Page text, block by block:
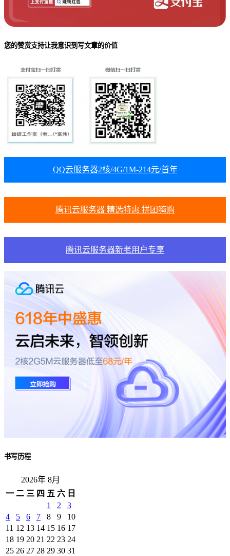
您的赞赏支持让我意识到写文章的价值
QQ云服务器2核/4G/1M-214元/首年
腾讯云服务器 精选特惠 拼团嗨购
腾讯云服务器新老用户专享
书写历程
2026年 8月
一 二 三 四 五 六 日
1
2
3
4
5 6 7 8 9
10
11 12 13 14 15 16 17
18 19 20 21 22 23 24
25 26 27 28 29 30 31